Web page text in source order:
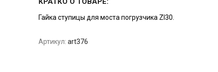
Гайка ступицы для моста погрузчика Zl30.
Артикул: art376